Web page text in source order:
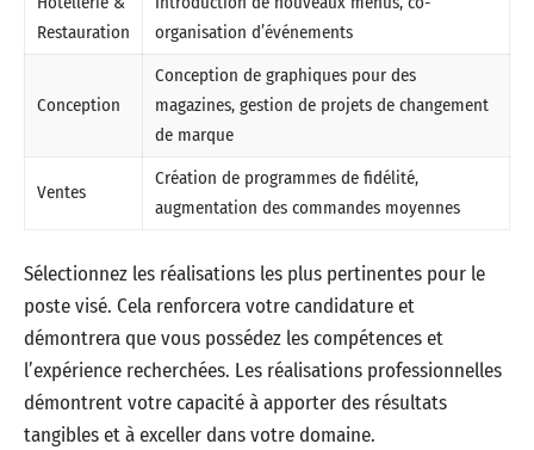
Restauration
organisation d’événements
Conception
Conception de graphiques pour des
magazines, gestion de projets de changement
de marque
Ventes
Création de programmes de fidélité,
augmentation des commandes moyennes
Sélectionnez les réalisations les plus pertinentes pour le
poste visé. Cela renforcera votre candidature et
démontrera que vous possédez les compétences et
l’expérience recherchées. Les réalisations professionnelles
démontrent votre capacité à apporter des résultats
tangibles et à exceller dans votre domaine.